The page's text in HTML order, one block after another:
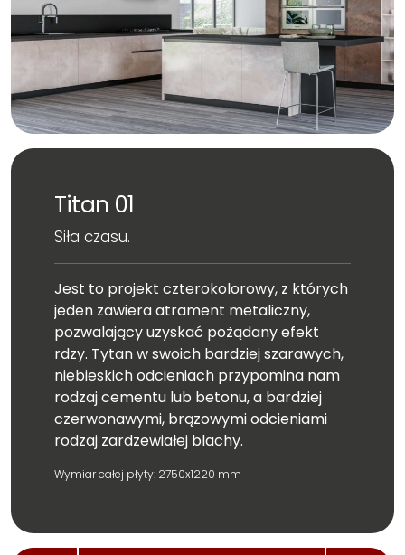
Titan 01
Siła czasu.
Jest to projekt czterokolorowy, z których
jeden zawiera atrament metaliczny,
pozwalający uzyskać pożądany efekt
rdzy. Tytan w swoich bardziej szarawych,
niebieskich odcieniach przypomina nam
rodzaj cementu lub betonu, a bardziej
czerwonawymi, brązowymi odcieniami
rodzaj zardzewiałej blachy.
Wymiar całej płyty: 2750x1220 mm